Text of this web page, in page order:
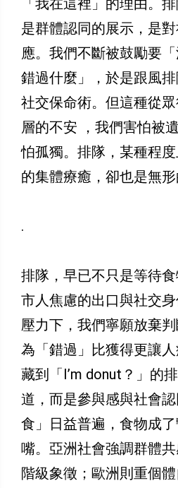
是群體認同的展示，是
應。我們不斷被鼓勵要
錯過什麼」，於是跟風
社交保命術。但這種從
層的不安 ，我們害怕被
怕孤獨。排隊，某種程
的集體療癒，卻也是無形
.
排隊，早已不只是等待
市人焦慮的出口與社交
壓力下，我們寧願放棄
為「錯過」比獲得更讓
藏到「I’m donut？」的
道，而是參與感與社會
食」日益普遍，食物成
嘴。亞洲社會強調群體
階級象徵；歐洲則重個